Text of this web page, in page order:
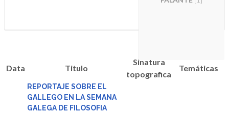
Data Titulo
Sinatura
topografica
Temáticas
REPORTAJE SOBRE EL
GALLEGO EN LA SEMANA
GALEGA DE FILOSOFIA